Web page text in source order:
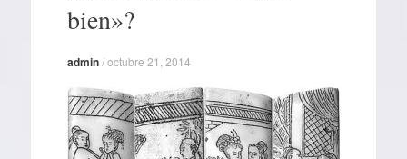
bien»?
admin/octubre 21, 2014